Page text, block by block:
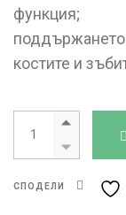
функция;
поддържането
костите и
Магне Марин
СПОДЕЛИ